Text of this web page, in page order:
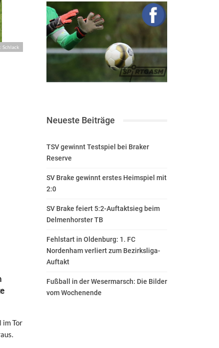
Schlack
im Tor
Neueste Beiträge
TSV gewinnt Testspiel bei Braker
Reserve
SV Brake gewinnt erstes Heimspiel mit
2:0
SV Brake feiert 5:2-Auftaktsieg beim
Delmenhorster TB
Fehlstart in Oldenburg: 1. FC
Nordenham verliert zum Bezirksliga-
Auftakt
Fußball in der Wesermarsch: Die Bilder
vom Wochenende